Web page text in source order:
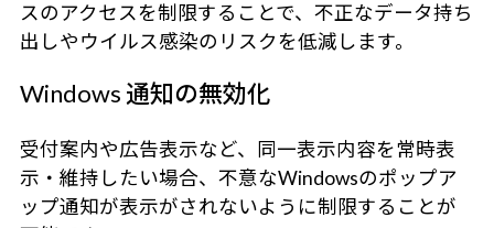
スのアクセスを制限することで、不正なデータ持ち
出しやウイルス感染のリスクを低減します。
Windows 通知の無効化
受付案内や広告表示など、同一表示内容を常時表
示・維持したい場合、不意なWindowsのポップア
ップ通知が表示がされないように制限することが